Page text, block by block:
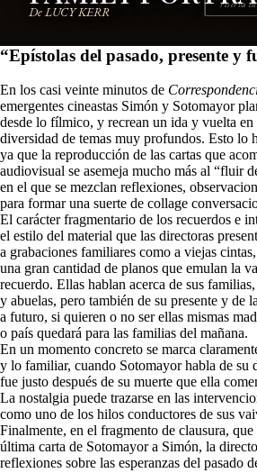
De LUCY KERR
reserva
“Epístolas del pasado, presente y
En los casi veinte minutos de
emergentes cineastas Simón y Sotomayor
desde lo fílmico, y recrean un ida y vuelta en
diversidad de temas muy profundos. Esto lo
ya que la reproducción de las cartas que
audiovisual se asemeja mucho más al “fluir
en el que se mezclan reflexiones,
para formar una suerte de collage
El carácter fragmentario de los recuerdos e
el estilo del material que las directoras
a grabaciones familiares como a viejas
una gran cantidad de planos que emulan la
recuerdo. Ellas hablan acerca de sus
y abuelas, pero también de su presente y de
a futuro, si quieren o no ser ellas mismas
o país quedará para las familias del mañana.
En un momento concreto se marca
y lo familiar, cuando Sotomayor habla de su
fue justo después de su muerte que ella
La nostalgia puede trazarse en las
como uno de los hilos conductores de sus
Finalmente, en el fragmento de clausura, que
última carta de Sotomayor a Simón, la
reflexiones sobre las esperanzas del pasado